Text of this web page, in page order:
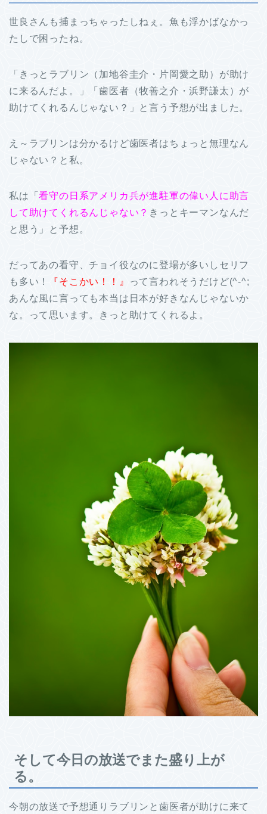
世良さんも捕まっちゃったしねぇ。魚も浮かばなかっ
たしで困ったね。
「きっとラブリン（加地谷圭介・片岡愛之助）が助け
に来るんだよ。」「歯医者（牧善之介・浜野謙太）が
助けてくれるんじゃない？」と言う予想が出ました。
え～ラブリンは分かるけど歯医者はちょっと無理なん
じゃない？と私。
私は「看守の日系アメリカ兵が進駐軍の偉い人に助言
して助けてくれるんじゃない？ きっとキーマンなんだ
と思う」と予想。
だってあの看守、チョイ役なのに登場が多いしセリフ
も多い！
『そこかい！！』
って言われそうだけど(^-^;
あんな風に言っても本当は日本が好きなんじゃないか
な。って思います。きっと助けてくれるよ。
そして今日の放送でまた盛り上が
る。
今朝の放送で予想通りラブリンと歯医者が助けに来て